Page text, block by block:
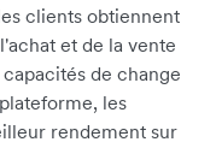
clients obtiennent
et de la vente
de change
les
rendement sur